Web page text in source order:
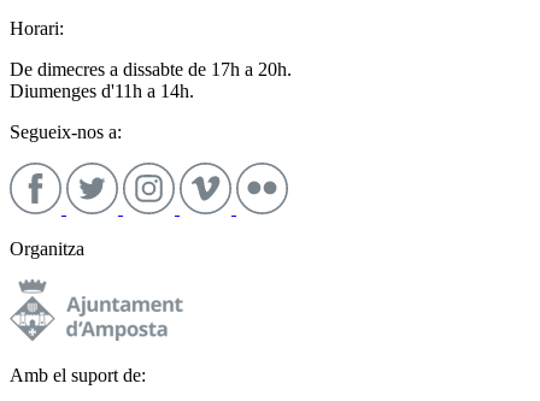
Horari:
De dimecres a dissabte de 17h a 20h.
Diumenges d'11h a 14h.
Segueix-nos a:
Organitza
Amb el suport de: